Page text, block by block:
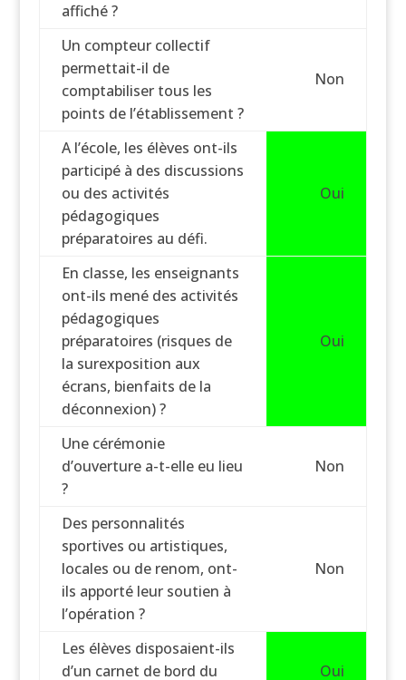
affiché ?
Un compteur collectif
permettait-il de
comptabiliser tous les
points de l’établissement ?
Non
A l’école, les élèves ont-ils
participé à des discussions
ou des activités
pédagogiques
préparatoires au défi.
Oui
En classe, les enseignants
ont-ils mené des activités
pédagogiques
préparatoires (risques de
la surexposition aux
écrans, bienfaits de la
déconnexion) ?
Oui
Une cérémonie
d’ouverture a-t-elle eu lieu
?
Non
Des personnalités
sportives ou artistiques,
locales ou de renom, ont-
ils apporté leur soutien à
l’opération ?
Non
Les élèves disposaient-ils
d’un carnet de bord du
Oui